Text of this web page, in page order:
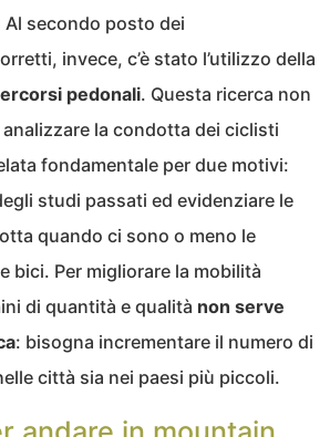
Al secondo posto dei
invece, c’è stato l’utilizzo della
pedonali. Questa ricerca non
la condotta dei ciclisti
fondamentale per due motivi:
studi passati ed evidenziare le
quando ci sono o meno le
bici. Per migliorare la mobilità
di quantità e qualità non serve
: bisogna incrementare il numero di
città sia nei paesi più piccoli.